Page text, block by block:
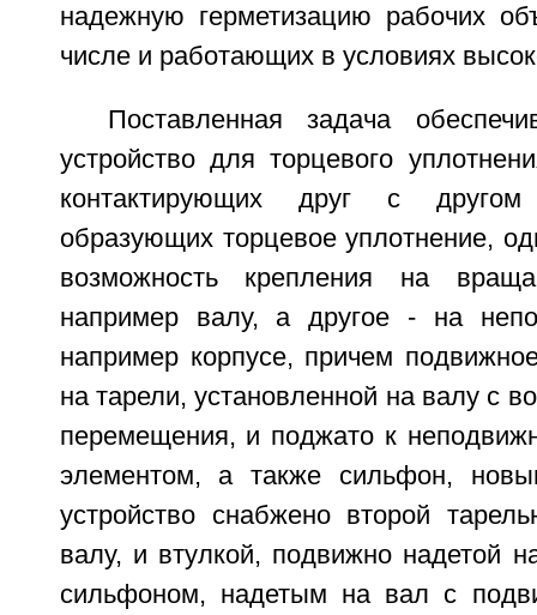
надежную герметизацию рабочих
числе и работающих в условиях
Поставленная задача
устройство для торцевого
контактирующих друг с
образующих торцевое уплотнение,
возможность крепления на
например валу, а другое - на
например корпусе, причем
на тарели, установленной на валу с
перемещения, и поджато к
элементом, а также сильфон,
устройство снабжено второй
валу, и втулкой, подвижно надетой
сильфоном, надетым на вал с